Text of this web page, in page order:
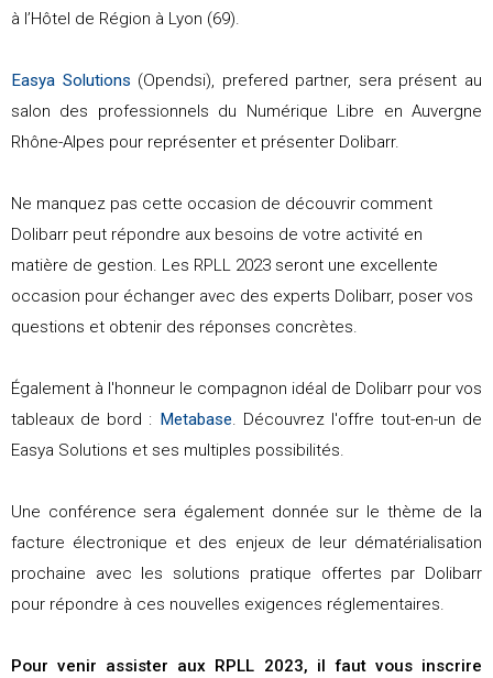
à l’Hôtel de Région à Lyon (69).
Easya Solutions (Opendsi), prefered partner, sera présent au
salon des professionnels du Numérique Libre en Auvergne
Rhône-Alpes pour représenter et présenter Dolibarr.
Ne manquez pas cette occasion de découvrir comment
Dolibarr peut répondre aux besoins de votre activité en
matière de gestion. Les RPLL 2023 seront une excellente
occasion pour échanger avec des experts Dolibarr, poser vos
questions et obtenir des réponses concrètes.
Également à l'honneur le compagnon idéal de Dolibarr pour vos
tableaux de bord :
Metabase. Découvrez l'offre tout-en-un de
Easya Solutions et ses multiples possibilités.
Une conférence sera également donnée sur le thème de la
facture électronique et des enjeux de leur dématérialisation
prochaine avec les solutions pratique offertes par Dolibarr
pour répondre à ces nouvelles exigences réglementaires.
Pour venir assister aux RPLL 2023, il faut vous inscrire